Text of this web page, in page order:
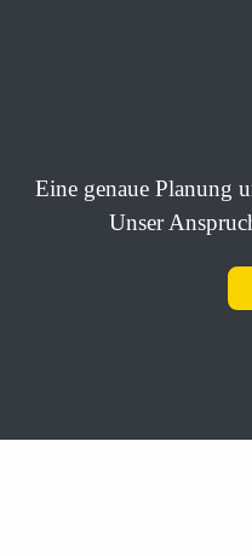
Eine genaue Planung
Unser